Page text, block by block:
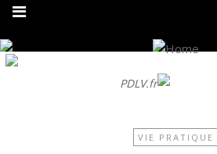
PDLV.fr
VIE PRATIQUE